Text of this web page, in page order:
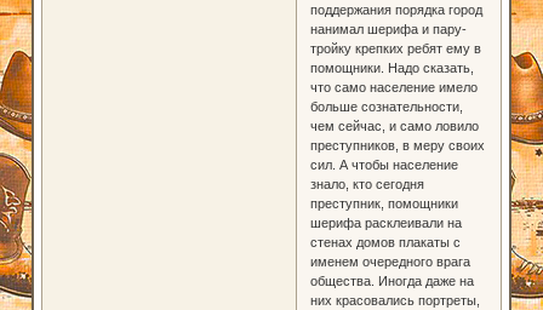
поддержания порядка город
нанимал шерифа и пару-
тройку крепких ребят ему в
помощники. Надо сказать,
что само население имело
больше сознательности,
чем сейчас, и само ловило
преступников, в меру своих
сил. А чтобы население
знало, кто сегодня
преступник, помощники
шерифа расклеивали на
стенах домов плакаты с
именем очередного врага
общества. Иногда даже на
них красовались портреты,